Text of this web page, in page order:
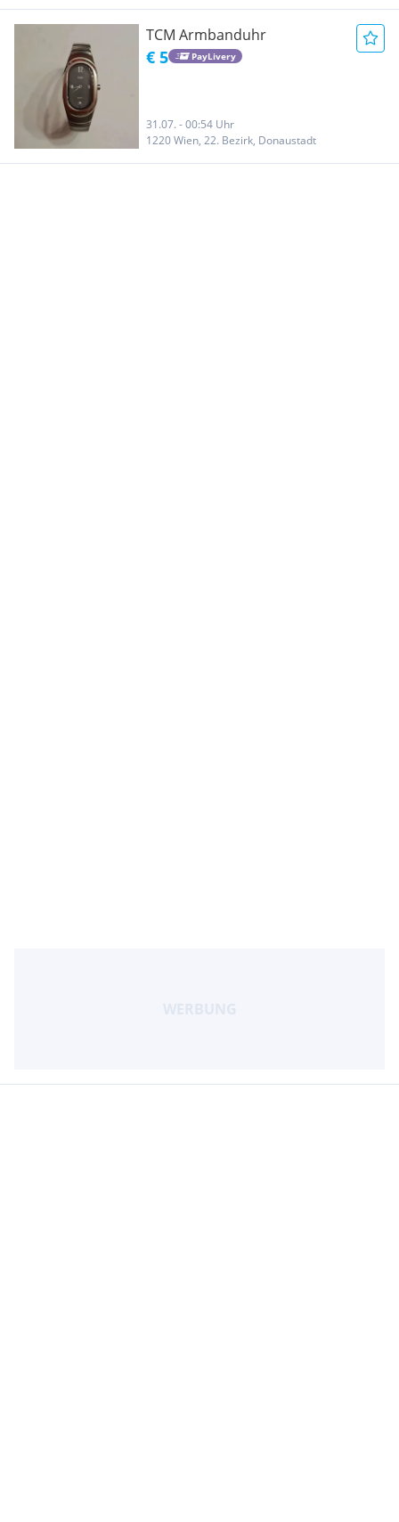
TCM Armbanduhr
€ 5 PayLivery
31.07. - 00:54 Uhr
1220 Wien, 22. Bezirk, Donaustadt